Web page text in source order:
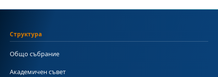
Структура
Общо събрание
Академичен съвет